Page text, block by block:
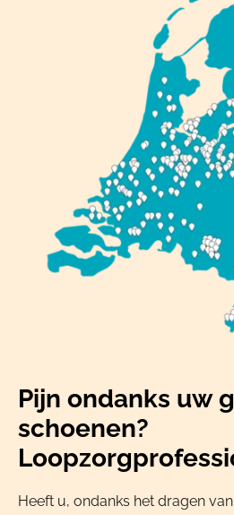
Pijn ondanks uw
schoenen?
Heeft u, ondanks het dragen